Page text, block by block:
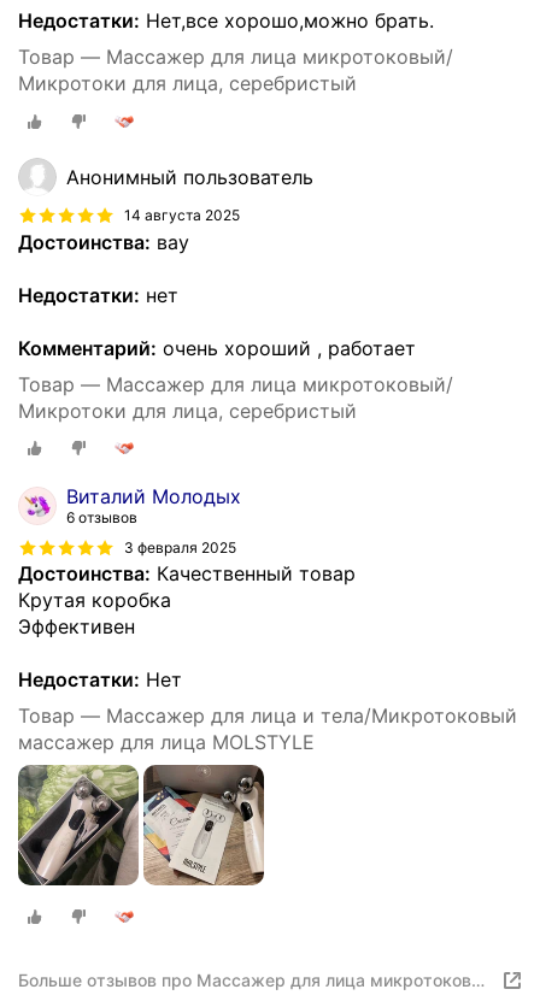
Недостатки: Нет,все хорошо,можно брать.
Товар — Массажер для лица микротоковый/
Микротоки для лица, серебристый
Анонимный пользователь
14 августа 2025
Достоинства: вау
Недостатки: нет
Комментарий: очень хороший , работает
Товар — Массажер для лица микротоковый/
Микротоки для лица, серебристый
Виталий Молодых
6 отзывов
3 февраля 2025
Достоинства: Качественный товар
Крутая коробка
Эффективен
Недостатки: Нет
Товар — Массажер для лица и тела/Микротоковый
массажер для лица MOLSTYLE
Больше отзывов про Массажер для лица микротоковый